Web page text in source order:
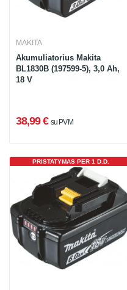
MAKITA
Akumuliatorius Makita
BL1830B (197599-5), 3,0 Ah,
18 V
38,99 € su PVM
PRISTATYMAS PER 1 D.D.